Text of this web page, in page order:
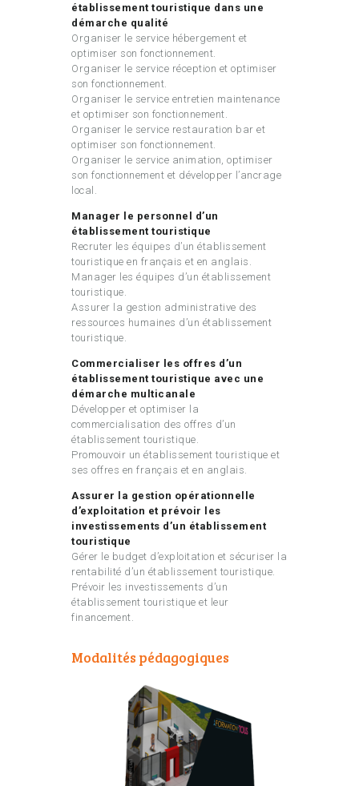
établissement touristique dans une
démarche qualité
Organiser le service hébergement et
optimiser son fonctionnement.
Organiser le service réception et optimiser
son fonctionnement.
Organiser le service entretien maintenance
et optimiser son fonctionnement.
Organiser le service restauration bar et
optimiser son fonctionnement.
Organiser le service animation, optimiser
son fonctionnement et développer l’ancrage
local.
Manager le personnel d’un
établissement touristique
Recruter les équipes d’un établissement
touristique en français et en anglais.
Manager les équipes d’un établissement
touristique.
Assurer la gestion administrative des
ressources humaines d’un établissement
touristique.
Commercialiser les offres d’un
établissement touristique avec une
démarche multicanale
Développer et optimiser la
commercialisation des offres d’un
établissement touristique.
Promouvoir un établissement touristique et
ses offres en français et en anglais.
Assurer la gestion opérationnelle
d’exploitation et prévoir les
investissements d’un établissement
touristique
Gérer le budget d’exploitation et sécuriser la
rentabilité d’un établissement touristique.
Prévoir les investissements d’un
établissement touristique et leur
financement.
Modalités pédagogiques